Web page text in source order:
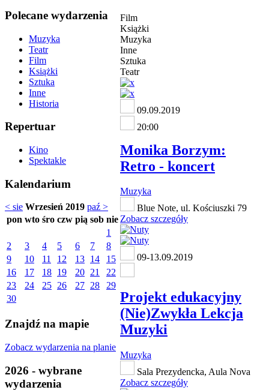
Polecane wydarzenia
Muzyka
Teatr
Film
Książki
Sztuka
Inne
Historia
Repertuar
Kino
Spektakle
Kalendarium
< sie Wrzesień 2019 paź >
pon wto śro czw pią sob nie
1
2
3 4 5 6 7
8
9
10 11 12 13 14
15
16
17 18 19 20 21
22
23
24 25 26 27 28
29
30
Znajdź na mapie
Zobacz wydarzenia na planie
2026 - wybrane
wydarzenia
Film
Książki
Muzyka
Inne
Sztuka
Teatr
09.09.2019
20:00
Monika Borzym:
Retro - koncert
Muzyka
Blue Note, ul. Kościuszki 79
Zobacz szczegóły
09-13.09.2019
Projekt edukacyjny
(Nie)Zwykła Lekcja
Muzyki
Muzyka
Sala Prezydencka, Aula Nova
Zobacz szczegóły